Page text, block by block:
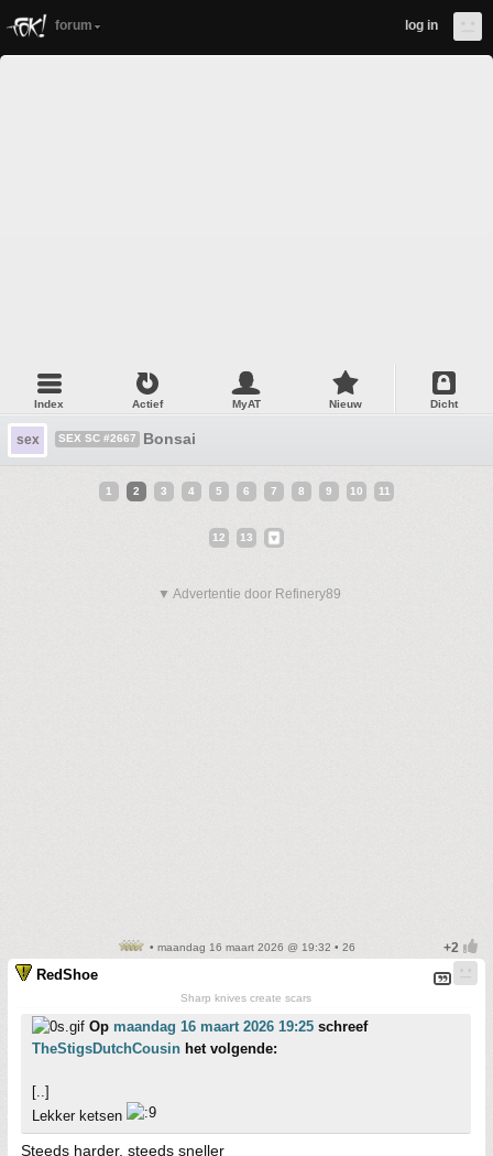
forum log in
Index Actief MyAT Nieuw Dicht
sex SEX SC #2667 Bonsai
1 2 3 4 5 6 7 8 9 10 11
12 13
▼ Advertentie door Refinery89
• maandag 16 maart 2026 @ 19:32 • 26
RedShoe
Sharp knives create scars
Op maandag 16 maart 2026 19:25 schreef
TheStigsDutchCousin het volgende:
[..]
Lekker ketsen
Steeds harder, steeds sneller